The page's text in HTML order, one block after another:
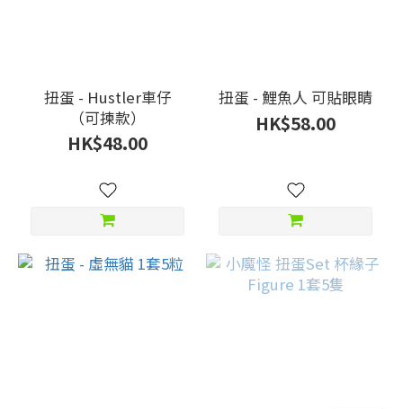
扭蛋 - Hustler車仔
（可揀款）
HK$48.00
扭蛋 - 鯉魚人 可貼眼睛
HK$58.00